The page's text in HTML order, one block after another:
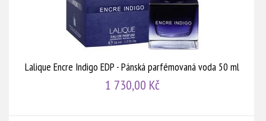
Lalique Encre Indigo EDP - Pánská parfémovaná voda 50 ml
1 730,00 Kč